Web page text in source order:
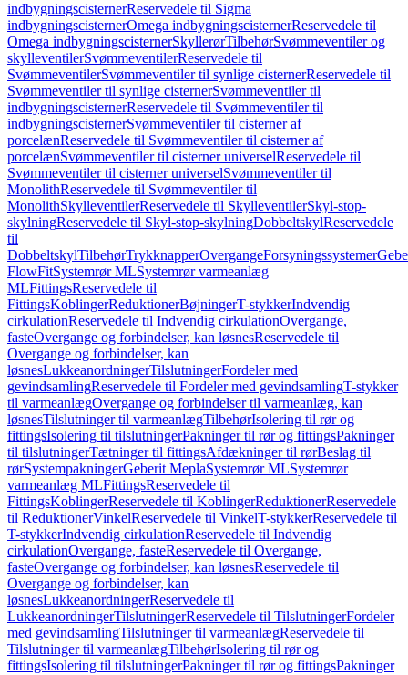
indbygningscisternerReservedele til Sigma
indbygningscisternerOmega indbygningscisternerReservedele til
Omega indbygningscisternerSkyllerørTilbehørSvømmeventiler og
skylleventilerSvømmeventilerReservedele til
SvømmeventilerSvømmeventiler til synlige cisternerReservedele til
Svømmeventiler til synlige cisternerSvømmeventiler til
indbygningscisternerReservedele til Svømmeventiler til
indbygningscisternerSvømmeventiler til cisterner af
porcelænReservedele til Svømmeventiler til cisterner af
porcelænSvømmeventiler til cisterner universelReservedele til
Svømmeventiler til cisterner universelSvømmeventiler til
MonolithReservedele til Svømmeventiler til
MonolithSkylleventilerReservedele til SkylleventilerSkyl-stop-
skylningReservedele til Skyl-stop-skylningDobbeltskylReservedele
til
DobbeltskylTilbehørTrykknapperOvergangeForsyningssystemer
FlowFitSystemrør MLSystemrør varmeanlæg
MLFittingsReservedele til
FittingsKoblingerReduktionerBøjningerT-stykkerIndvendig
cirkulationReservedele til Indvendig cirkulationOvergange,
fasteOvergange og forbindelser, kan løsnesReservedele til
Overgange og forbindelser, kan
løsnesLukkeanordningerTilslutningerFordeler med
gevindsamlingReservedele til Fordeler med gevindsamlingT-stykker
til varmeanlægOvergange og forbindelser til varmeanlæg, kan
løsnesTilslutninger til varmeanlægTilbehørIsolering til rør og
fittingsIsolering til tilslutningerPakninger til rør og fittingsPakninger
til tilslutningerTætninger til fittingsAfdækninger til rørBeslag til
rørSystempakningerGeberit MeplaSystemrør MLSystemrør
varmeanlæg MLFittingsReservedele til
FittingsKoblingerReservedele til KoblingerReduktionerReservedele
til ReduktionerVinkelReservedele til VinkelT-stykkerReservedele til
T-stykkerIndvendig cirkulationReservedele til Indvendig
cirkulationOvergange, fasteReservedele til Overgange,
fasteOvergange og forbindelser, kan løsnesReservedele til
Overgange og forbindelser, kan
løsnesLukkeanordningerReservedele til
LukkeanordningerTilslutningerReservedele til TilslutningerFordeler
med gevindsamlingTilslutninger til varmeanlægReservedele til
Tilslutninger til varmeanlægTilbehørIsolering til rør og
fittingsIsolering til tilslutningerPakninger til rør og fittingsPakninger